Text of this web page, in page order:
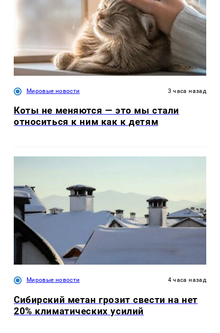
Мировые новости 3 часа назад
Коты не меняются — это мы стали
относиться к ним как к детям
Мировые новости 4 часа назад
Сибирский метан грозит свести на нет
20% климатических усилий